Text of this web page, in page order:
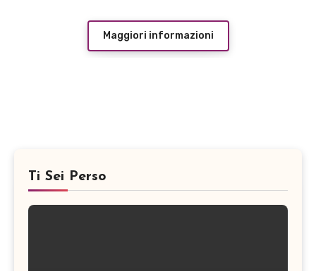
Maggiori informazioni
Ti Sei Perso